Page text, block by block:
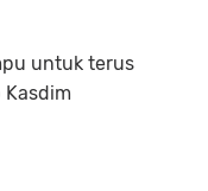
untuk terus